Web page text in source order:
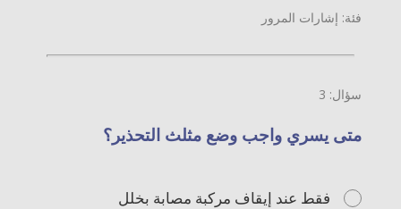
فئة: إشارات المرور
سؤال: 3
متى يسري واجب وضع مثلث التحذير؟
فقط عند إيقاف مركبة مصابة بخلل